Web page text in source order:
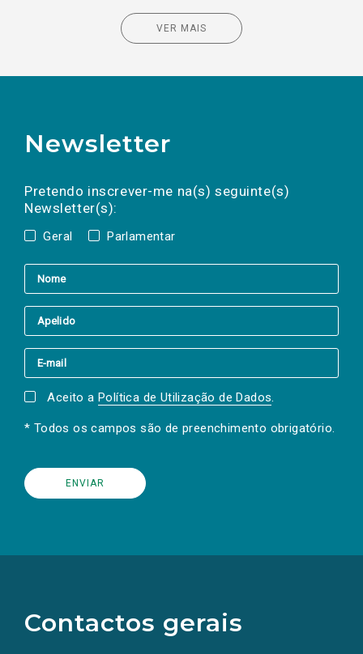
VER MAIS
Newsletter
Pretendo inscrever-me na(s) seguinte(s)
Newsletter(s):
Geral Parlamentar
a(s) newsletter(s).
mail
Aceito a Política de Utilização de Dados.
* Todos os campos são de preenchimento obrigatório.
Contactos gerais
redes
sociais